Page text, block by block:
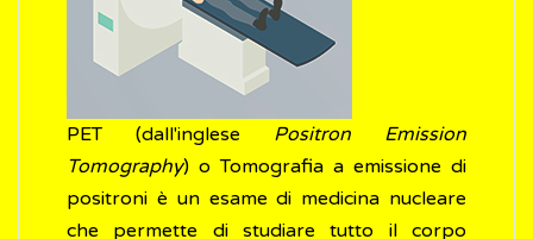
PET (dall'inglese Positron Emission
Tomography) o Tomografia a emissione di
positroni è un esame di medicina nucleare
che permette di studiare tutto il corpo